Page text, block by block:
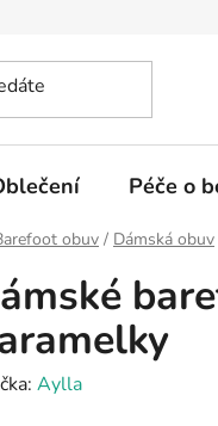
na prodejny
Péče o
obuv / Dámská obuv
Aylla